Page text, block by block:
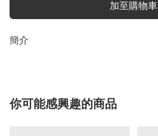
加至購物車
簡介
你可能感興趣的商品